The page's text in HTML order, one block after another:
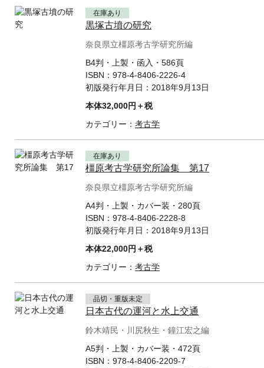
在庫あり
黒塚古墳の研究
奈良県立橿原考古学研究所編
B4判・上製・函入・586頁
ISBN： 978-4-8406-2226-4
初版発行年月日： 2018年9月13日
本体32,000円＋税
カテゴリー： 考古学
在庫あり
橿原考古学研究所論集 第17
奈良県立橿原考古学研究所編
A4判・上製・カバー装・280頁
ISBN： 978-4-8406-2228-8
初版発行年月日： 2018年9月13日
本体22,000円＋税
カテゴリー： 考古学
品切・重版未定
日本古代の運河と水上交通
鈴木靖民・川尻秋生・鐘江宏之編
A5判・上製・カバー装・472頁
ISBN： 978-4-8406-2209-7